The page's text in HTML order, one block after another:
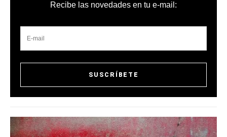
Recibe las novedades en tu e-mail: